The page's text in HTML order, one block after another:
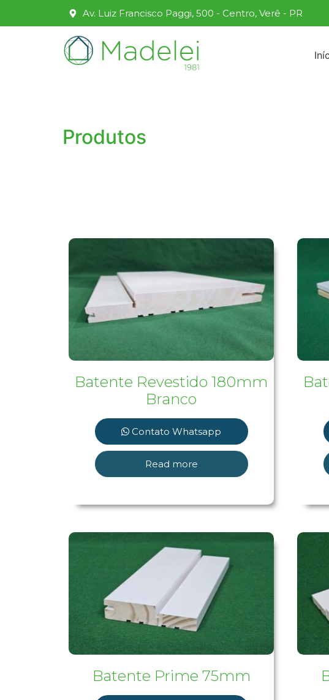
Av. Luiz Francisco Paggi, 500 - Centro, Verê - PR
Produtos
Batente Revestido 180mm
Branco
Contato Whatsapp
Read more
Batente Prime 75mm